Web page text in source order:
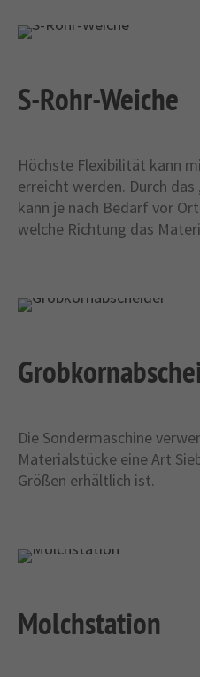
S-Rohr-Weiche
Höchste Flexibilität kann
erreicht werden. Durch
kann je nach Bedarf vor
welche Richtung das
Die Sondermaschine
Materialstücke eine Art
Größen erhältlich ist.
Molchstation